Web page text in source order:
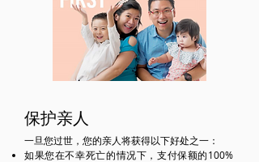
​保护亲人
一旦您过世，您的亲人将获得以下好处之一：
如果您在不幸死亡的情况下，支付保额的100%